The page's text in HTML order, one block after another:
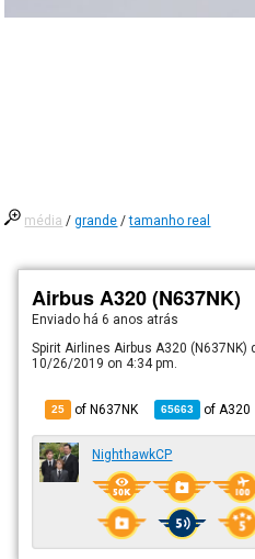
média /grande /tamanho real
Airbus A320 (N637NK)
Enviado há6 anos atrás
Spirit Airlines Airbus A320 (N637NK)
10/26/2019 on 4:34 pm.
25 of N637NK 65663 of A320
NighthawkCP